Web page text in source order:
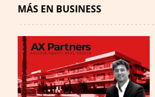
MÁS EN BUSINESS